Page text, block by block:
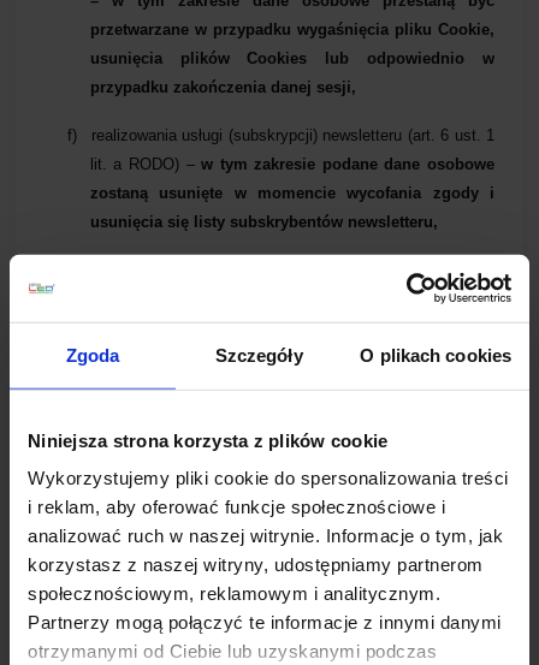
Zgoda Szczegóły O plikach cookies
Niniejsza strona korzysta z plików cookie
Wykorzystujemy pliki cookie do spersonalizowania treści
i reklam, aby oferować funkcje społecznościowe i
analizować ruch w naszej witrynie. Informacje o tym, jak
korzystasz z naszej witryny, udostępniamy partnerom
społecznościowym, reklamowym i analitycznym.
Partnerzy mogą połączyć te informacje z innymi danymi
otrzymanymi od Ciebie lub uzyskanymi podczas
przetwarzane w przypadku wygaśnięcia pliku Cookie,
usunięcia plików Cookies lub odpowiednio w
przypadku zakończenia danej sesji,
f)
realizowania usługi (subskrypcji) newsletteru (art. 6 ust. 1
lit. a RODO) –w tym zakresie podane dane osobowe
zostaną usunięte w momencie wycofania zgody i
usunięcia się listy subskrybentów newsletteru,
wykonywania obowiązków prawnych ciążących na
Administratorze Danych Osobowych w szczególności
prowadzenia dokumentacji, wystawianie faktur, itp. (art. 6
ust. 1 lit. c RODO) –w tym zakresie dane osobowe
zostaną usunięte po spełnieniu określonych
Sklepu internetowego (art. 6 ust. 1 lit. f RODO, czyli
uzasadniony interes Administratora Danych Osobowych)
w tym zakresie Twoje dane osobowe przestaną być
przetwarzane w momencie odpowiedzi na dane
pytanie lub pytania,
i)
ustalenia i dochodzenia roszczeń lub obrony przed tymi